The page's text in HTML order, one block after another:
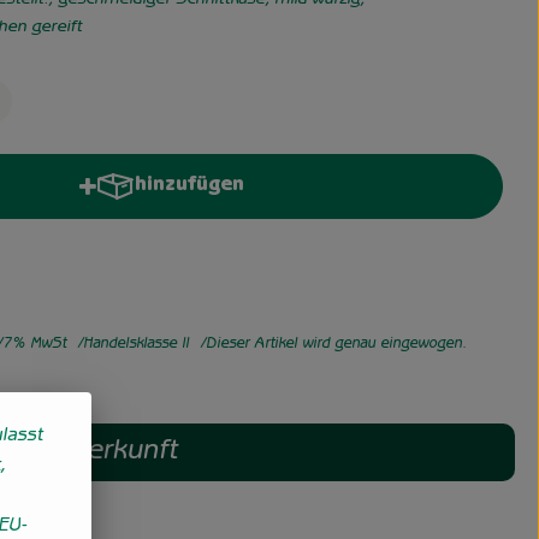
gereift
hinzufügen
Produkt zum Warenkorb hinzufügen
7% MwSt Handelsklasse II Dieser Artikel wird genau eingewogen.
Herkunft